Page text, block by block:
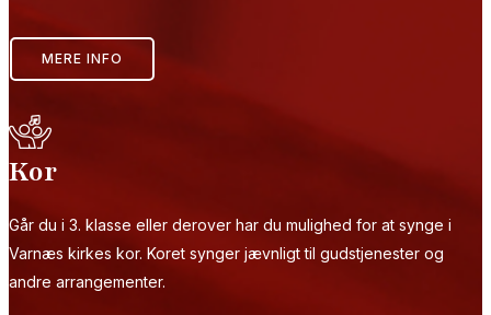
MERE INFO
Kor
Går du i 3. klasse eller derover har du mulighed for at synge i
Varnæs kirkes kor. Koret synger jævnligt til gudstjenester og
andre arrangementer.